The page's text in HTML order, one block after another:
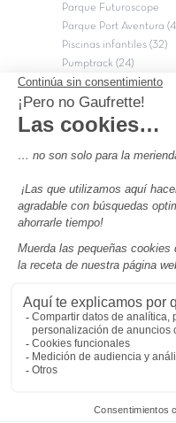
Parque Futuroscope
Parque Port Aventura
Piscinas infantiles (32)
Pumptrack (24)
Puy du Fou (2)
Roma
Semana Santa (17)
Campings de 4
Los camping con
Camping Barcelona
Camping Murcia
Camping Costa Brava
Camping Costa
Pass camping
Preguntas más
Aviso legal
Notas legales